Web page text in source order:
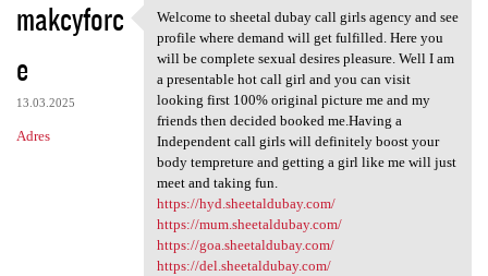
makcyforc
e
13.03.2025
Adres
Welcome to sheetal dubay call
Welcome to sheetal dubay call girls agency and see
profile where demand will get fulfilled. Here you
will be complete sexual desires pleasure. Well I am
a presentable hot call girl and you can visit
looking first 100% original picture me and my
friends then decided booked me.Having a
Independent call girls will definitely boost your
body tempreture and getting a girl like me will just
meet and taking fun.
https://hyd.sheetaldubay.com/
https://mum.sheetaldubay.com/
https://goa.sheetaldubay.com/
https://del.sheetaldubay.com/